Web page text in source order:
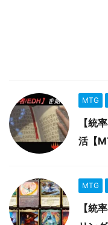
MTG
【統
活【
MTG
【統